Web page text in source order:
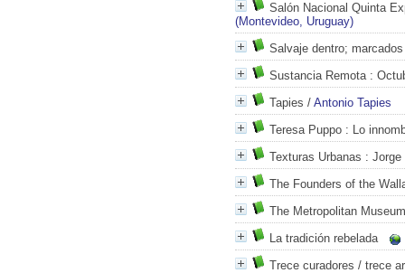
Salón Nacional Quinta
(Montevideo, Uruguay)
Salvaje dentro;
Sustancia Remota:
Tapies / Antonio Tapies
Teresa Puppo : Lo
Texturas Urbanas : Jorge
The Founders of the
The Metropolitan
La tradición rebelada
Trece curadores / trece